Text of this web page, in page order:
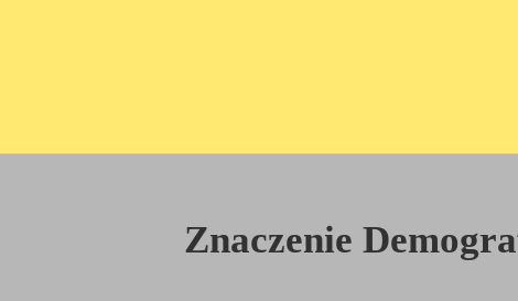
Znaczenie